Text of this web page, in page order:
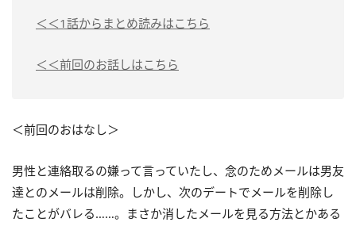
＜＜1話からまとめ読みはこちら
＜＜前回のお話しはこちら
＜前回のおはなし＞
男性と連絡取るの嫌って言っていたし、念のためメールは男友
達とのメールは削除。しかし、次のデートでメールを削除し
たことがバレる……。まさか消したメールを見る方法とかある